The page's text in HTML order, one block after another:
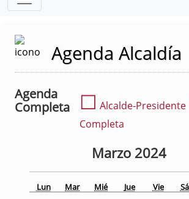
Agenda Alcaldía
Agenda
Completa
☐ Alcalde-Presidente
Completa
Marzo 2024
Lun Mar Mié Jue Vie